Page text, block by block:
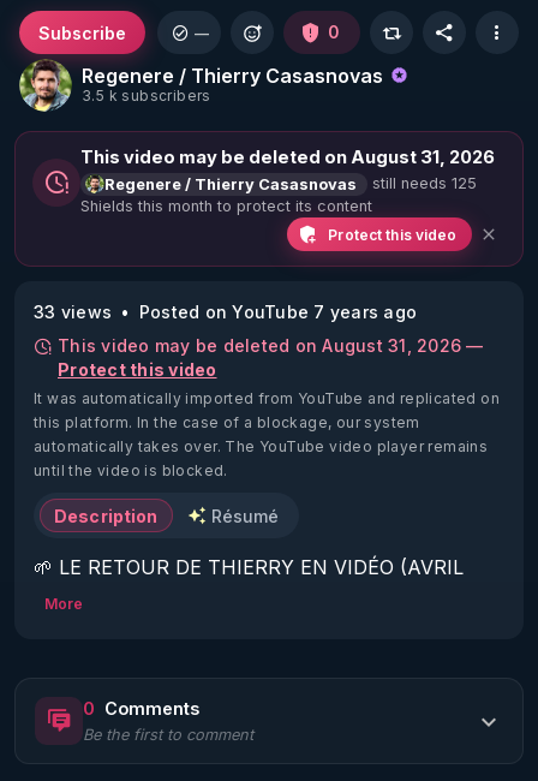
Regenere / Thierry Casasnovas
3.5 k subscribers
Subscribe — 0
This video may be deleted on August 31, 2026
Regenere / Thierry Casasnovas
still needs 125
Shields this month to protect its content
Protect this video
33 views
Posted on YouTube 7 years ago
This video may be deleted on August 31, 2026 —
Protect this video
It was automatically imported from YouTube and replicated on
this platform. In the case of a blockage, our system
automatically takes over. The YouTube video player remains
until the video is blocked.
Description Résumé
🌱 LE RETOUR DE THIERRY EN VIDÉO (AVRIL
2022)!
https://www.rgnr.fr/presentation.html
🌱 LE MAGAZINE RÉGÉNÈRE
More
0 Comments
Be the first to comment